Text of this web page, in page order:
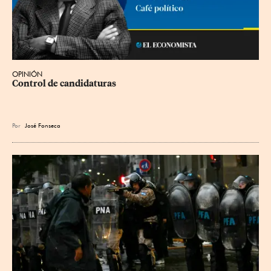
OPINIÓN
Control de candidaturas
Por José Fonseca